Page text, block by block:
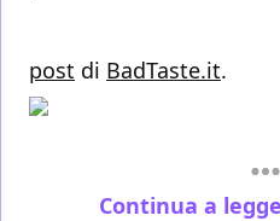
post di BadTaste.it.
Continua a